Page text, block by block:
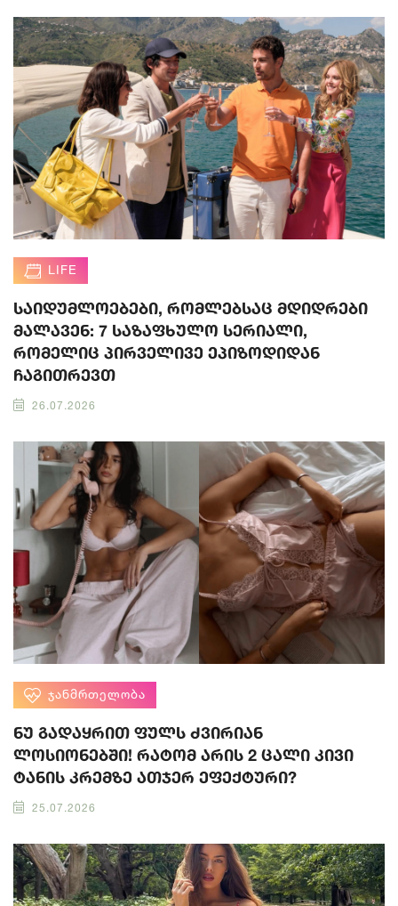
LIFE
საიდუმლოებები, რომლებსაც მდიდრები
მალავენ: 7 საზაფხულო სერიალი,
რომელიც პირველივე ეპიზოდიდან
ჩაგითრევთ
26.07.2026
ᲯᲐᲜᲛᲠᲗᲔᲚᲝᲑᲐ
ნუ გადაყრით ფულს ძვირიან
ლოსიონებში! რატომ არის 2 ცალი კივი
ტანის კრემზე ათჯერ ეფექტური?
25.07.2026